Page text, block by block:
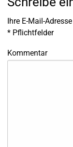
Ihre E-Mail-
* Pflichtfelder
Kommentar